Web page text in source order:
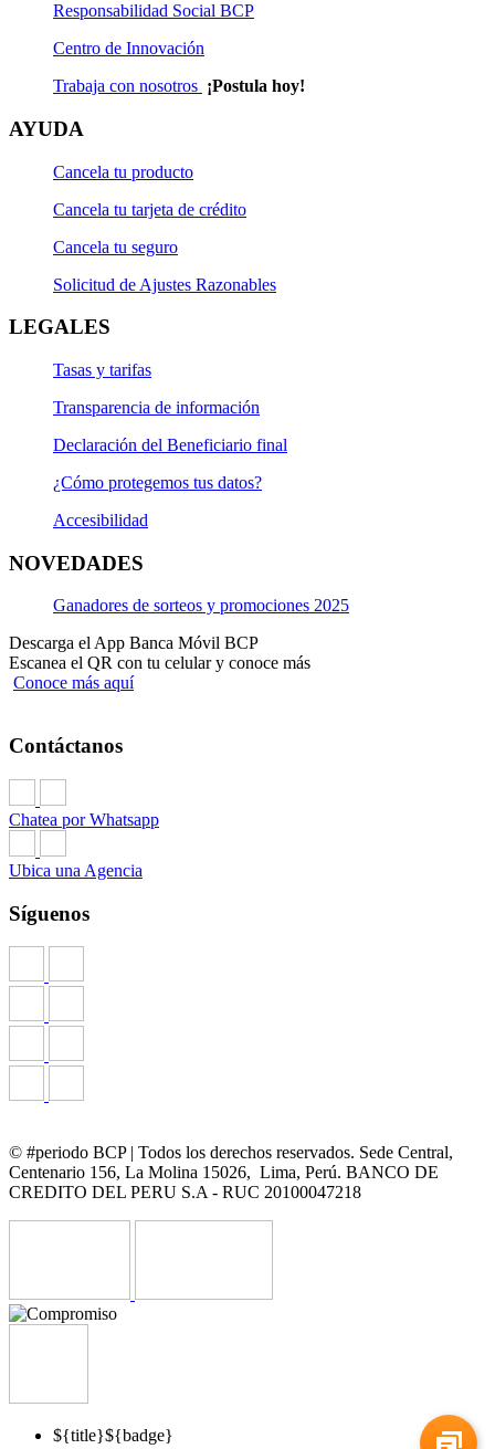
Responsabilidad Social BCP
Centro de Innovación
Trabaja con nosotros ¡Postula hoy!
AYUDA
Cancela tu producto
Cancela tu tarjeta de crédito
Cancela tu seguro
Solicitud de Ajustes Razonables
LEGALES
Tasas y tarifas
Transparencia de información
Declaración del Beneficiario final
¿Cómo protegemos tus datos?
Accesibilidad
NOVEDADES
Ganadores de sorteos y promociones 2025
Descarga el App Banca Móvil BCP
Escanea el QR con tu celular y conoce más
Conoce más aquí
Contáctanos
Chatea por Whatsapp
Ubica una Agencia
Síguenos
© #periodo BCP | Todos los derechos reservados. Sede Central,
Centenario 156, La Molina 15026, Lima, Perú. BANCO DE
CREDITO DEL PERU S.A - RUC 20100047218
${title}${badge}